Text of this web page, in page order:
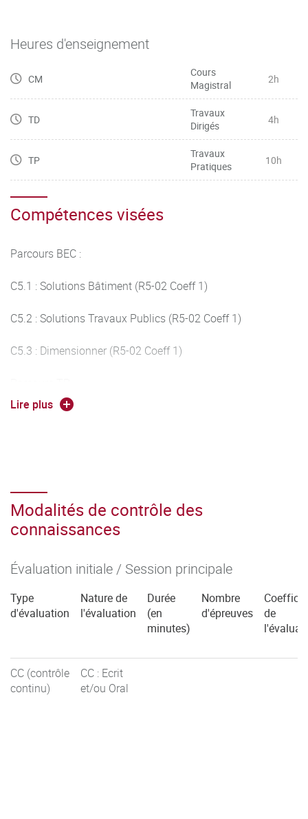
Heures d'enseignement
CM
Cours
Magistral
2h
TD
Travaux
Dirigés
4h
TP
Travaux
Pratiques
10h
Compétences visées
Parcours BEC :
C5.1 : Solutions Bâtiment (R5-02 Coeff 1)
C5.2 : Solutions Travaux Publics (R5-02 Coeff 1)
C5.3 : Dimensionner (R5-02 Coeff 1)
C5.2 : Solutions Travaux Publics (R5-02 Coeff 1)
Parcours TB :
C5.4 : Organiser (R5-02 Coeff 1)
C5.5 : Piloter (R5-02 Coeff 1)
Lire plus
Modalités de contrôle des
connaissances
Évaluation initiale / Session principale
Type
d'évaluation
Nature de
l'évaluation
Durée
(en
minutes)
Nombre
d'épreuves
de
CC (contrôle
continu)
CC : Ecrit
et/ou Oral